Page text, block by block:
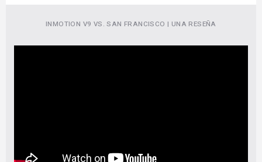
INMOTION V9 VS. SAN FRANCISCO | UNA RESEÑA